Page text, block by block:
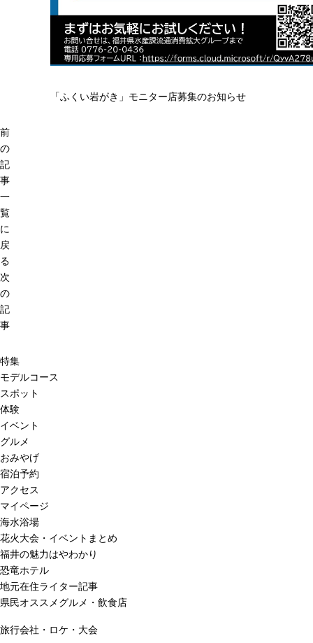
「ふくい岩がき」モニター店募集のお知らせ
前
の
記
事
一
覧
に
戻
る
次
の
記
事
特集
モデルコース
スポット
体験
イベント
グルメ
おみやげ
宿泊予約
アクセス
マイページ
海水浴場
花火大会・イベントまとめ
福井の魅力はやわかり
恐竜ホテル
地元在住ライター記事
県民オススメグルメ・飲食店
旅行会社・ロケ・大会